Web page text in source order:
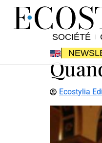
SOCIÉTÉ
Ecostylia